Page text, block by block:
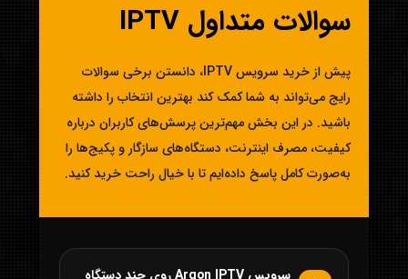
سوالات متداول IPTV
پیش از خرید سرویس IPTV، دانستن برخی سوالات
رایج می‌تواند به شما کمک کند بهترین انتخاب را داشته
باشید. در این بخش مهم‌ترین پرسش‌های کاربران درباره
کیفیت، مصرف اینترنت، دستگاه‌های سازگار و پکیج‌ها را
به‌صورت کامل پاسخ داده‌ایم تا با خیال راحت خرید کنید.